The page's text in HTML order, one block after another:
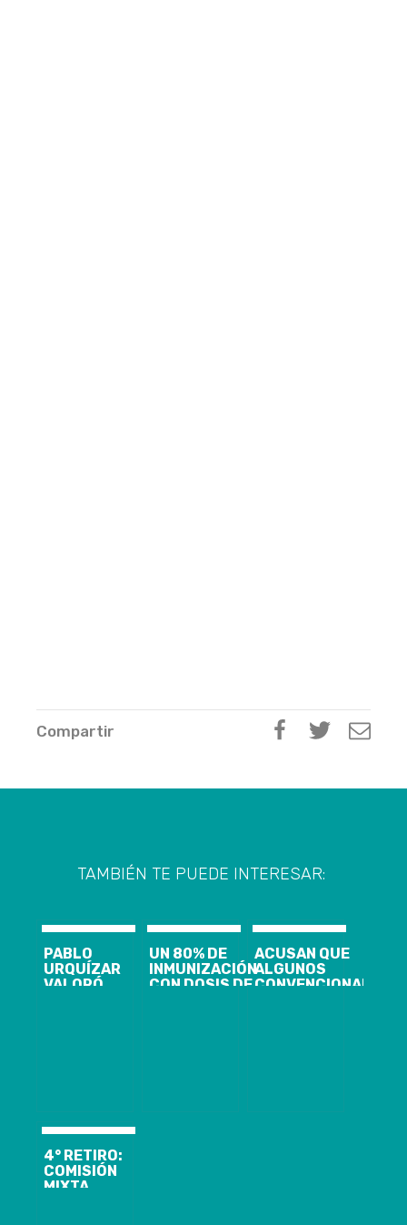
Compartir
TAMBIÉN TE PUEDE INTERESAR:
PABLO
URQUÍZAR
VALORÓ
ESTADO DE
EMERGENCIA
UN 80% DE
INMUNIZACIÓN
CON DOSIS DE
ACUSAN QUE
ALGUNOS
CONVENCIONALES
4° RETIRO:
COMISIÓN
MIXTA